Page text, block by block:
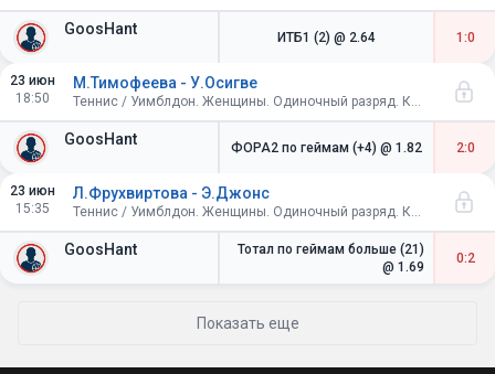
GoosHant ИТБ1 (2) @ 2.64 1:0
23 июн
18:50
GoosHant
М.Тимофеева - У.Осигве
Теннис / Уимблдон. Женщины. Одиночный разряд. Квалификация. 1-й раунд
ФОРА2 по геймам (+4) @ 1.82 2:0
23 июн
15:35
GoosHant
Л.Фрухвиртова - Э.Джонс
Теннис / Уимблдон. Женщины. Одиночный разряд. Квалификация. 1-й раунд
Тотал по геймам больше (21)
@ 1.69
0:2
Показать еще